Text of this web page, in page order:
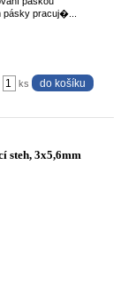
pásky pracuj�...
ks
steh, 3x5,6mm